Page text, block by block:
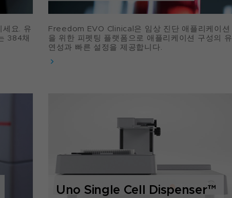
세요. 유
384채
Freedom EVO Clinical은 임상 진단 애플리케이션
을 위한 피펫팅 플랫폼으로 애플리케이션 구성의 유
연성과 빠른 설정을 제공합니다.
Uno Single Cell Dispenser™